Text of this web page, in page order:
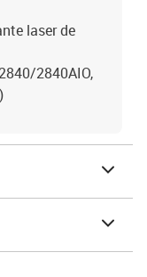
laser de
2840AIO,